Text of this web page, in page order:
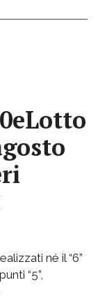
né il “6”
“5”,